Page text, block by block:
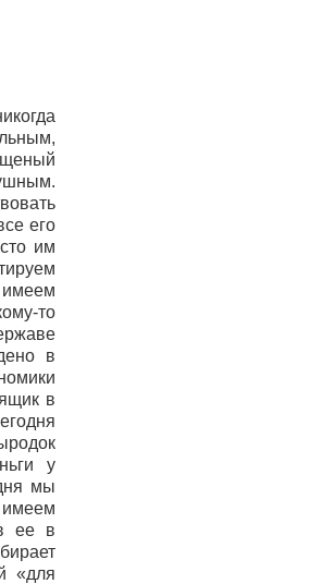
его
им
имеем
то
в
в
у
мы
имеем
ее в
«для